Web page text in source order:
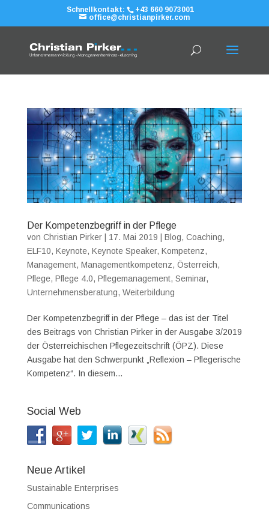
Schnellkontakt:
+43 660 9073001
office@christianpirker.com
Der Kompetenzbegriff in der Pflege
von Christian Pirker| 17. Mai 2019 Blog, Coaching,
ELF10, Keynote, Keynote Speaker, Kompetenz,
Management, Managementkompetenz, Österreich,
Pflege, Pflege 4.0, Pflegemanagement, Seminar,
Unternehmensberatung, Weiterbildung
Der Kompetenzbegriff in der Pflege – das ist der Titel
des Beitrags von Christian Pirker in der Ausgabe 3/2019
der Österreichischen Pflegezeitschrift (ÖPZ). Diese
Ausgabe hat den Schwerpunkt „Reflexion – Pflegerische
Kompetenz“. In diesem...
Social Web
Neue Artikel
Sustainable Enterprises
Communications